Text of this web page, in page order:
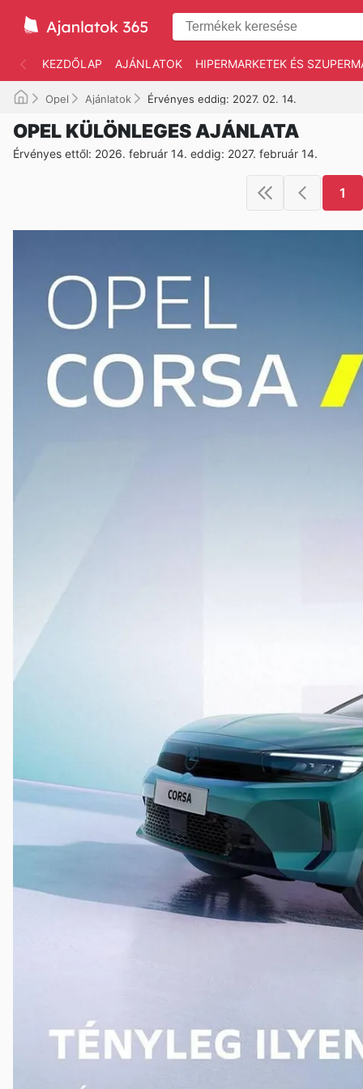
KEZDŐLAP AJÁNLATOK HIPERMARKETEK ÉS
Opel Ajánlatok Érvényes eddig: 2027. 02. 14.
OPEL KÜLÖNLEGES AJÁNLATA
Érvényes ettől: 2026. február 14. eddig: 2027. február 14.
1